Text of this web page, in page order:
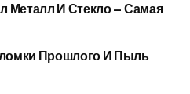
Металл И Стекло — Самая
Прошлого И Пыль